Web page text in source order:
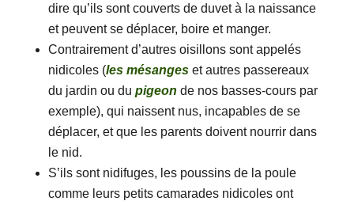
dire qu’ils sont couverts de duvet à la naissance
et peuvent se déplacer, boire et manger.
Contrairement d’autres oisillons sont appelés
nidicoles (les mésangeset autres passereaux
du jardin ou du pigeon de nos basses-cours par
exemple), qui naissent nus, incapables de se
déplacer, et que les parents doivent nourrir dans
le nid.
S’ils sont nidifuges, les poussins de la poule
comme leurs petits camarades nidicoles ont